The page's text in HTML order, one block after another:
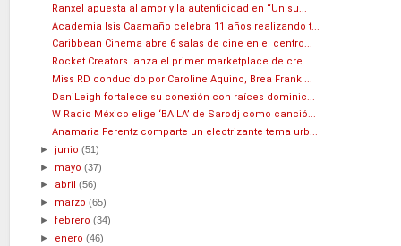
Ranxel apuesta al amor y la autenticidad en “Un su...
Academia Isis Caamaño celebra 11 años realizando t...
Caribbean Cinema abre 6 salas de cine en el centro...
Rocket Creators lanza el primer marketplace de cre...
Miss RD conducido por Caroline Aquino, Brea Frank ...
DaniLeigh fortalece su conexión con raíces dominic...
W Radio México elige ‘BAILA’ de Sarodj como canció...
Anamaria Ferentz comparte un electrizante tema urb...
►junio(51)
► mayo(37)
► abril(56)
► marzo(65)
►febrero(34)
► enero(46)